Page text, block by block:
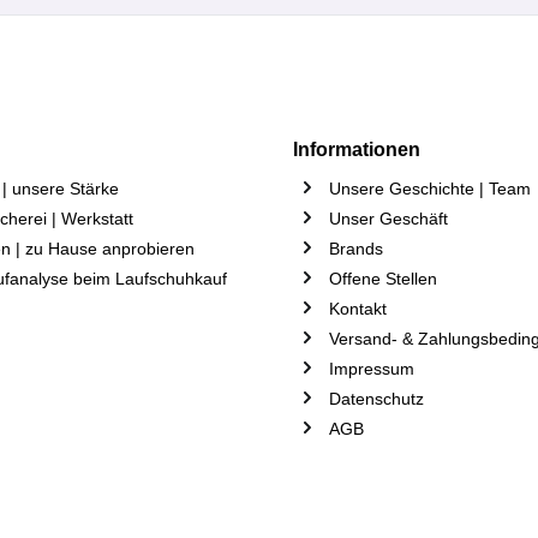
unsere Stärke
| Werkstatt
| zu Hause anprobieren
beim Laufschuhkauf
Informationen
Unsere Geschichte | Team
Unser Geschäft
Brands
Offene Stellen
Kontakt
Versand- &
Impressum
Datenschutz
AGB